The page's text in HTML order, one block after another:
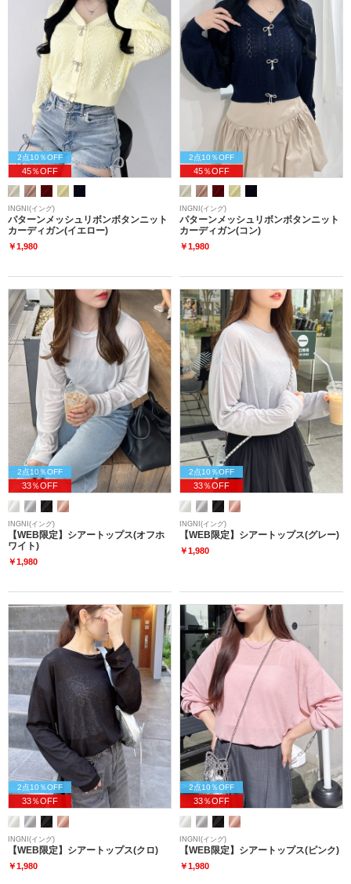
2点10％OFF
45％OFF
INGNI(イング)
パターンメッシュリボンボタンニット
カーディガン(イエロー)
￥1,980
2点10％OFF
45％OFF
INGNI(イング)
パターンメッシュリボンボタンニット
カーディガン(コン)
￥1,980
2点10％OFF
33％OFF
INGNI(イング)
【WEB限定】シアートップス(オフホ
ワイト)
￥1,980
2点10％OFF
33％OFF
INGNI(イング)
【WEB限定】シアートップス(グレー)
￥1,980
2点10％OFF
33％OFF
INGNI(イング)
【WEB限定】シアートップス(クロ)
￥1,980
2点10％OFF
33％OFF
INGNI(イング)
【WEB限定】シアートップス(ピンク)
￥1,980